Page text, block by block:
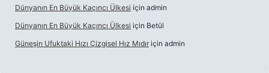
Dünyanın En Büyük Kaçıncı Ülkesi için admin
Dünyanın En Büyük Kaçıncı Ülkesi için Betül
Güneşin Ufuktaki Hızı Çizgisel Hız Mıdır için admin